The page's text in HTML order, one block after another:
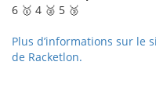
6 🥇 4 🥈 5 🥉
Plus d’informations sur le
de Racketlon.